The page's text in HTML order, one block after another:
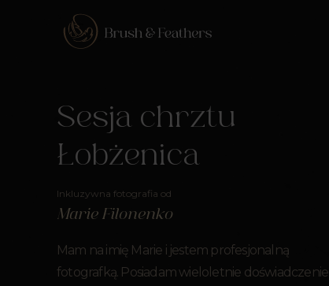
Sesja chrztu
Łobżenica
Inkluzywna fotografia od
Marie Filonenko
Mam na imię Marie i jestem profesjonalną
fotografką. Posiadam wieloletnie doświadczenie